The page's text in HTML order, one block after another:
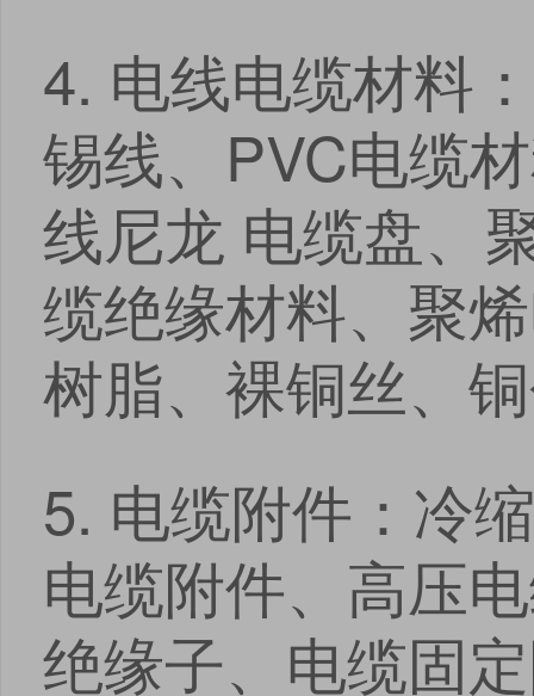
4. 电线电缆材料
锡线、PVC电缆
线尼龙 电缆盘、
缆绝缘材料、聚
树脂、裸铜丝、
5. 电缆附件：冷
电缆附件、高压
绝缘子、电缆固